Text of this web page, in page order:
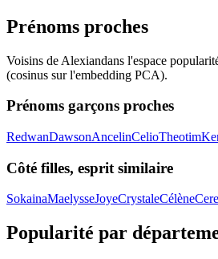
Prénoms proches
Voisins de Alexiandans l'espace
(cosinus sur l'embedding PCA).
Prénoms garçons proches
RedwanDawsonAncelinCelioTheotim
Côté filles, esprit similaire
SokainaMaelysseJoyeCrystaleCélène
Popularité par